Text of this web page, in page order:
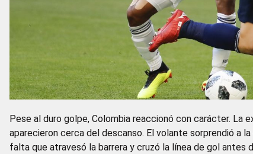
Pese al duro golpe, Colombia reaccionó con carácter. La
aparecieron cerca del descanso. El volante sorprendió a
falta que atravesó la barrera y cruzó la línea de gol antes